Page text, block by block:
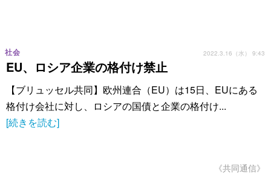
EU、ロシア企業の格付け禁止
社会 2022.3.16（水） 9:43
【ブリュッセル共同】欧州連合（EU）は15日、EUにある
格付け会社に対し、ロシアの国債と企業の格付け...
[続きを読む]
《共同通信》